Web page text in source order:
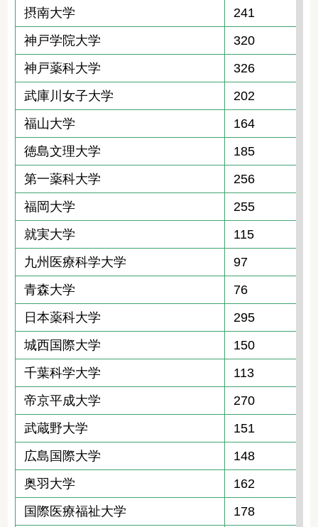
摂南大学
241
神戸学院大学
320
神戸薬科大学
326
武庫川女子大学
202
福山大学
164
徳島文理大学
185
第一薬科大学
256
福岡大学
255
就実大学
115
九州医療科学大学
97
青森大学
76
日本薬科大学
295
城西国際大学
150
千葉科学大学
113
帝京平成大学
270
武蔵野大学
151
広島国際大学
148
奥羽大学
162
国際医療福祉大学
178